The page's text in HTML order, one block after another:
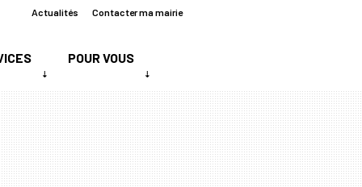
Actualités Contacter ma mairie
POUR VOUS